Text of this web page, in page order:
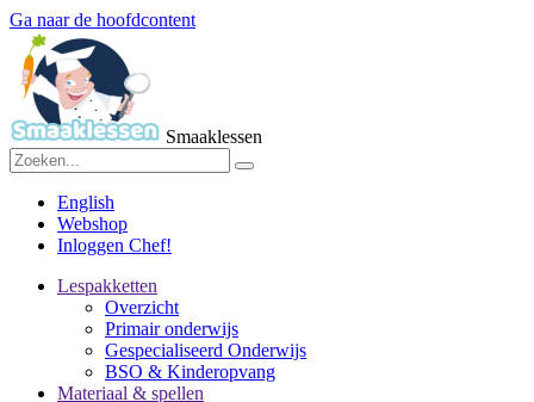
Ga naar de hoofdcontent
Smaaklessen
English
Webshop
Inloggen Chef!
Lespakketten
Overzicht
Primair onderwijs
Gespecialiseerd Onderwijs
BSO & Kinderopvang
Materiaal & spellen